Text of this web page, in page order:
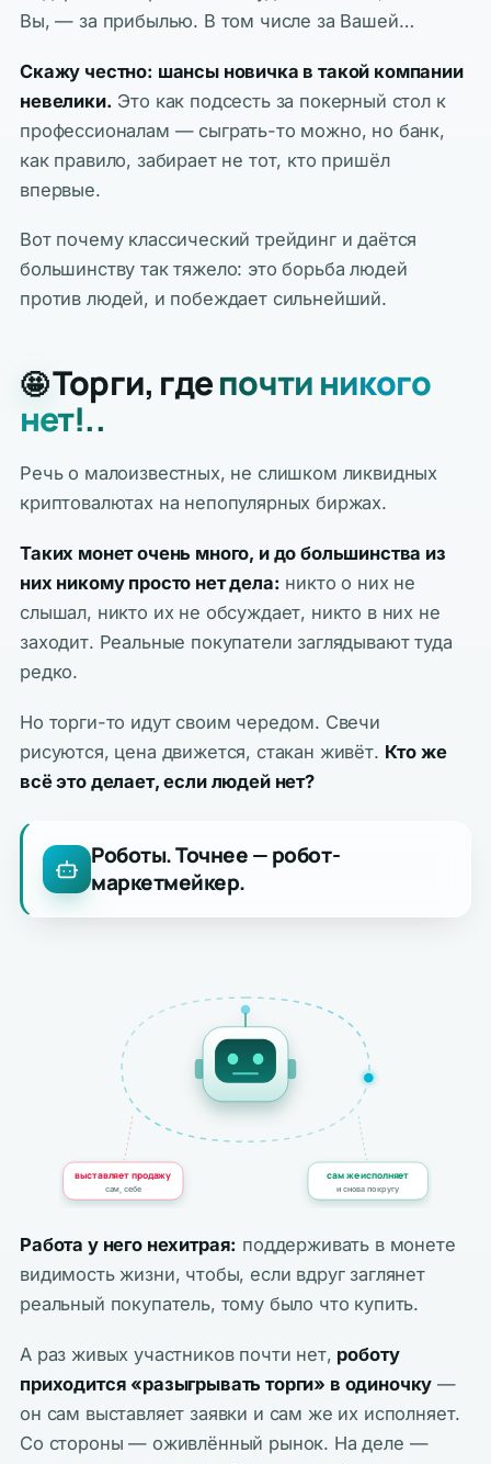
Вы, — за прибылью. В том числе за Вашей…
Скажу честно: шансы новичка в такой компании
невелики. Это как подсесть за покерный стол к
профессионалам — сыграть-то можно, но банк,
как правило, забирает не тот, кто пришёл
впервые.
Вот почему классический трейдинг и даётся
большинству так тяжело: это борьба людей
против людей, и побеждает сильнейший.
🤩Торги, гдепочти никого
нет!..
Речь о малоизвестных, не слишком ликвидных
криптовалютах на непопулярных биржах.
Таких монет очень много, и до большинства из
них никому просто нет дела: никто о них не
слышал, никто их не обсуждает, никто в них не
заходит. Реальные покупатели заглядывают туда
редко.
Но торги-то идут своим чередом. Свечи
рисуются, цена движется, стакан живёт. Кто же
всё это делает, если людей нет?
Роботы. Точнее — робот-
маркетмейкер.
выставляет продажу
сам, себе
сам же исполняет
и снова по кругу
Работа у него нехитрая: поддерживать в монете
видимость жизни, чтобы, если вдруг заглянет
реальный покупатель, тому было что купить.
А раз живых участников почти нет, роботу
приходится «разыгрывать торги» в одиночку —
он сам выставляет заявки и сам же их исполняет.
Со стороны — оживлённый рынок. На деле —